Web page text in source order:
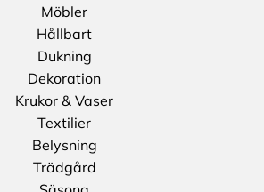
Möbler
Hållbart
Dukning
Dekoration
Krukor & Vaser
Textilier
Belysning
Trädgård